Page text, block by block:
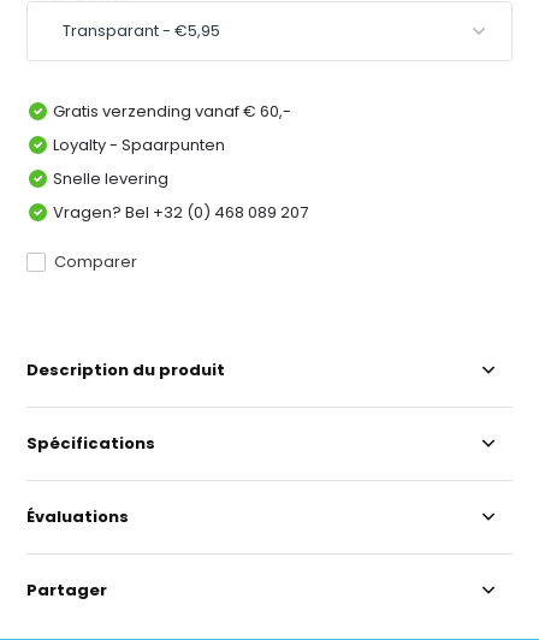
Gratis verzending vanaf € 60,-
Loyalty - Spaarpunten
Snelle levering
Vragen? Bel +32 (0) 468 089 207
Comparer
Description du produit
Spécifications
Évaluations
Partager